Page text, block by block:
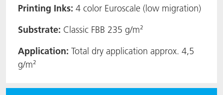
Printing Inks: 4 color Euroscale (low migration)
Substrate: Classic FBB 235 g/m²
Application: Total dry application approx. 4,5
g/m²